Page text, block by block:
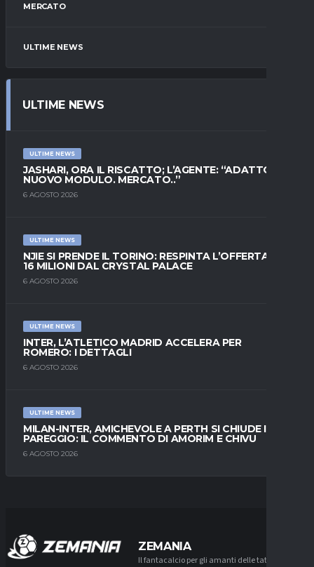
MERCATO
ULTIME NEWS
ULTIME NEWS
ULTIME NEWS
JASHARI, ORA IL RISCATTO; L’AGENTE: “ADATTO AL
NUOVO MODULO. MERCATO..”
6 AGOSTO 2026
ULTIME NEWS
NJIE SI PRENDE IL TORINO: RESPINTA L’OFFERTA DI
16 MILIONI DAL CRYSTAL PALACE
6 AGOSTO 2026
ULTIME NEWS
INTER, L’ATLETICO MADRID ACCELERA PER
ROMERO: I DETTAGLI
6 AGOSTO 2026
ULTIME NEWS
MILAN-INTER, AMICHEVOLE A PERTH SI CHIUDE IN
PAREGGIO: IL COMMENTO DI AMORIM E CHIVU
6 AGOSTO 2026
ZEMANIA
Il fantacalcio per gli amanti delle tattiche